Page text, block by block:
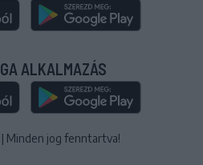
ALKALMAZÁS
| Minden jog fenntartva!